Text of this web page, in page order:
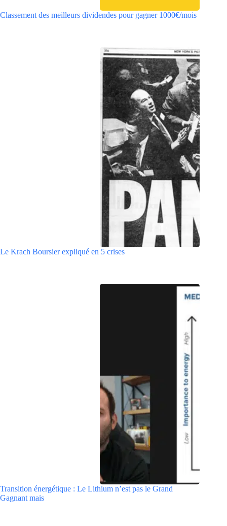
Classement des meilleurs dividendes pour gagner 1000€/mois
Le Krach Boursier expliqué en 5 crises
Transition énergétique : Le Lithium n’est pas le Grand
Gagnant mais